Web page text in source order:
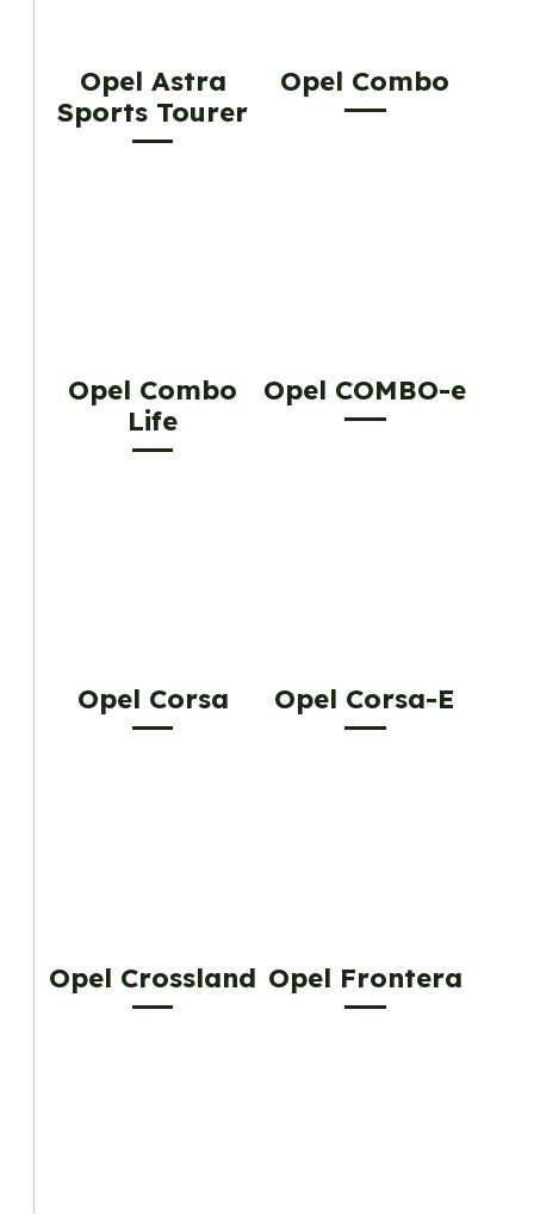
Opel Astra
Sports Tourer
Opel Combo
Opel Combo
Life
Opel COMBO-e
Opel Corsa Opel Corsa-E
Opel Crossland Opel Frontera